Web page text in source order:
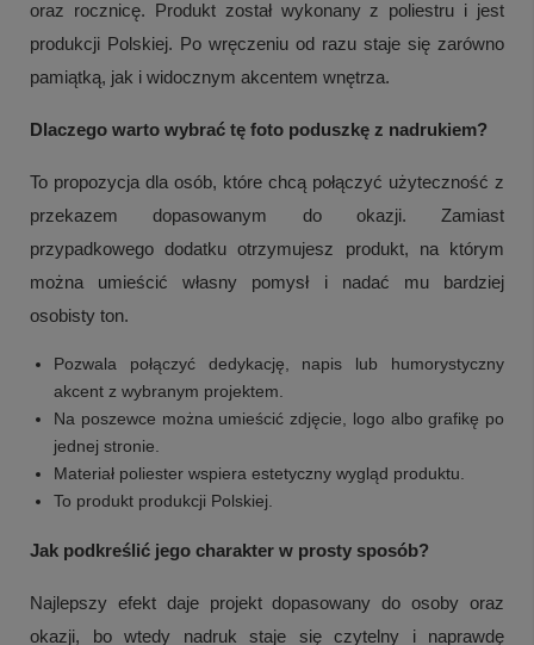
oraz rocznicę. Produkt został wykonany z poliestru i jest
produkcji Polskiej. Po wręczeniu od razu staje się zarówno
pamiątką, jak i widocznym akcentem wnętrza.
Dlaczego warto wybrać tę foto poduszkę z nadrukiem?
To propozycja dla osób, które chcą połączyć użyteczność z
przekazem dopasowanym do okazji. Zamiast
przypadkowego dodatku otrzymujesz produkt, na którym
można umieścić własny pomysł i nadać mu bardziej
osobisty ton.
Pozwala połączyć dedykację, napis lub humorystyczny
akcent z wybranym projektem.
Na poszewce można umieścić zdjęcie, logo albo grafikę po
jednej stronie.
Materiał poliester wspiera estetyczny wygląd produktu.
To produkt produkcji Polskiej.
Jak podkreślić jego charakter w prosty sposób?
Najlepszy efekt daje projekt dopasowany do osoby oraz
okazji, bo wtedy nadruk staje się czytelny i naprawdę